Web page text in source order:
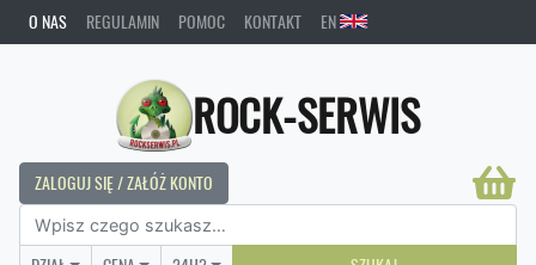
O NAS REGULAMIN POMOC KONTAKT EN
ROCK-SERWIS
ZALOGUJ SIĘ / ZAŁÓŻ KONTO